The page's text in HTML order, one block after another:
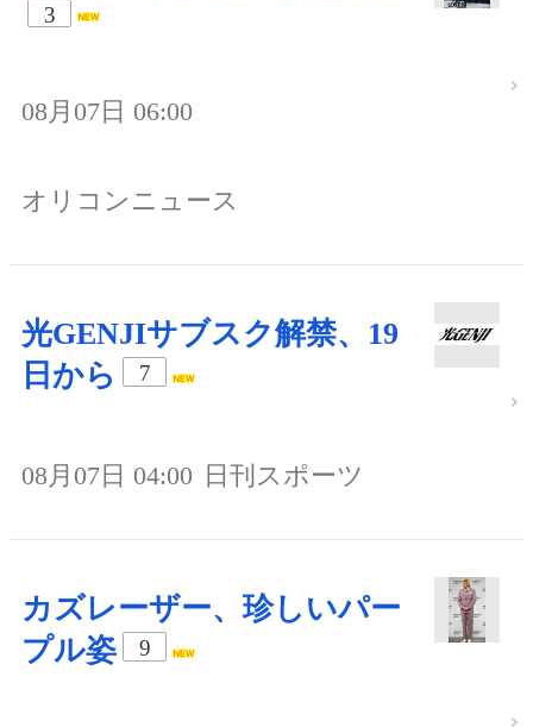
3
08月07日 06:00
オリコンニュース
光GENJIサブスク解禁、19
日から
7
08月07日 04:00 日刊スポーツ
カズレーザー、珍しいパー
プル姿
9